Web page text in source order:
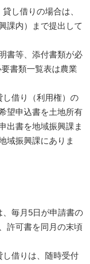
し借りの場合は、
課内）まで提出して
等、添付書類が必
書類一覧表は農業
し借り（利用権）の
望申込書を土地所有
出書を地域振興課ま
域振興課にありま
、毎月5日が申請書の
許可書を同月の末頃
し借りは、随時受付